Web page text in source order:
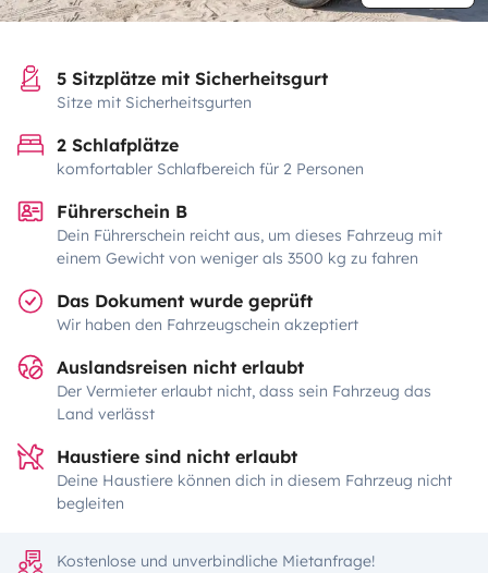
5 Sitzplätze mit Sicherheitsgurt
Sitze mit Sicherheitsgurten
2 Schlafplätze
komfortabler Schlafbereich für 2 Personen
Führerschein B
Dein Führerschein reicht aus, um dieses Fahrzeug mit
einem Gewicht von weniger als 3500 kg zu fahren
Das Dokument wurde geprüft
Wir haben den Fahrzeugschein akzeptiert
Auslandsreisen nicht erlaubt
Der Vermieter erlaubt nicht, dass sein Fahrzeug das
Land verlässt
Haustiere sind nicht erlaubt
Deine Haustiere können dich in diesem Fahrzeug nicht
begleiten
Kostenlose und unverbindliche Mietanfrage!